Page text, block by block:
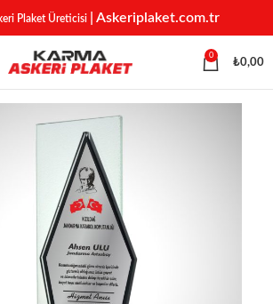
Plaket Üreticisi | Askeriplaket.com.tr
0
₺0,00